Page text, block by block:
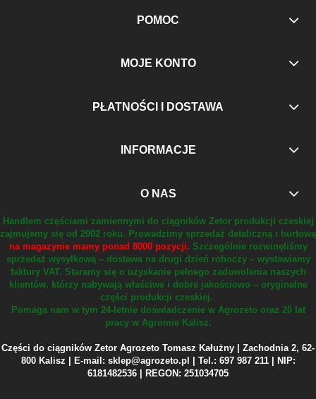
POMOC
MOJE KONTO
PŁATNOŚCI I DOSTAWA
INFORMACJE
O NAS
Handlem częściami zamiennymi do ciągników Zetor produkcji czeskiej
zajmujemy się od 2002 roku. Prowadzimy sprzedaż detaliczną i hurtową
na magazynie mamy ponad 8000 pozycji. Szczególnie rozwinęliśmy
sprzedaż wysyłkową – dostawa na drugi dzień roboczy – wystawiamy
faktury VAT. Staramy się o uzyskanie pełnego zadowolenia naszych
klientów, którzy nabywają właściwe i dobre jakościowo – oryginalne
części produkcji czeskiej.
Pomaga nam w tym 24-letnie doświadczenie w Agrozeto oraz 20 lat
pracy w Agromie Kalisz.
Części do ciągników Zetor Agrozeto Tomasz Kałużny | Zachodnia 2, 62-
800 Kalisz | E-mail: sklep@agrozeto.pl | Tel.: 697 987 211 | NIP:
6181482536 | REGON: 251034705